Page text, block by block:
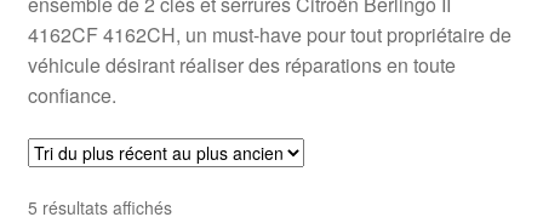
4162CF 4162CH, un must-have pour tout propriétaire de
véhicule désirant réaliser des réparations en toute
confiance.
5 résultats affichésTrié